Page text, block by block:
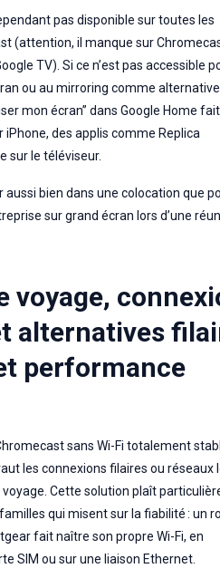
pas disponible sur toutes les
(attention, il manque sur
TV). Si ce n’est pas accessible
ou au mirroring comme alternative
mon écran” dans Google Home
iPhone, des applis comme Replica
sur le téléviseur.
aussi bien dans une colocation que
sur grand écran lors d’une
voyage,
alternatives
performance
sans Wi-Fi totalement
les connexions filaires ou réseaux
Cette solution plaît
qui misent sur la fiabilité : un
fait naître son propre Wi-Fi, en
SIM ou sur une liaison Ethernet.